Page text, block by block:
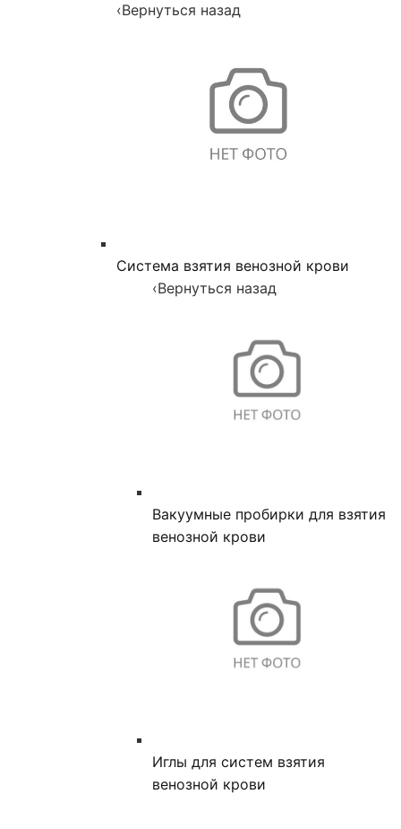
‹Вернуться назад
Система взятия венозной крови
‹Вернуться назад
Вакуумные пробирки для взятия
венозной крови
Иглы для систем взятия
венозной крови